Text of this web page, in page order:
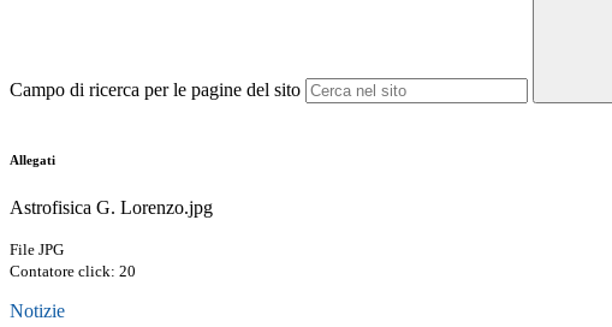
Campo di ricerca per le pagine del sito
Allegati
Astrofisica G. Lorenzo.jpg
File JPG
Contatore click: 20
Notizie